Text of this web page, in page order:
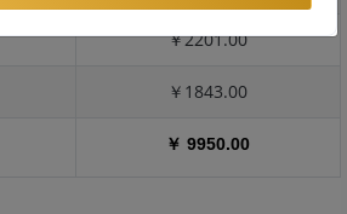
￥2201.00
￥1843.00
￥ 9950.00